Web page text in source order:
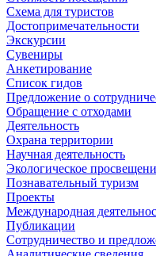
Схема для туристов
Достопримечательности
Экскурсии
Сувениры
Анкетирование
Список гидов
Предложение о
Обращение с отходами
Деятельность
Охрана территории
Научная деятельность
Экологическое
Познавательный туризм
Проекты
Международная
Публикации
Сотрудничество и